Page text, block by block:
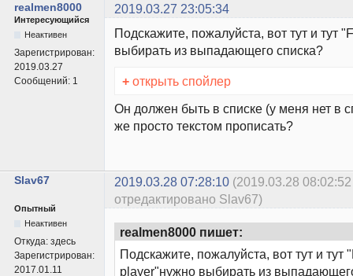
realmen8000 2019.03.27 23:05:34
Интересующийся
Неактивен
Зарегистрирован:
2019.03.27
Сообщений: 1
Подскажите, пожалуйста, вот тут и тут
выбирать из выпадающего списка?
+ открыть спойлер
Он должен быть в списке (у меня нет в
же просто текстом прописать?
Slav67 2019.03.28 07:28:10 (2019.03.28 08:02:52
отредактировано Slav67)
Опытный
Неактивен
Откуда: здесь
Зарегистрирован:
2017.01.11
realmen8000 пишет:
Подскажите, пожалуйста, вот тут и тут
player"нужно выбирать из